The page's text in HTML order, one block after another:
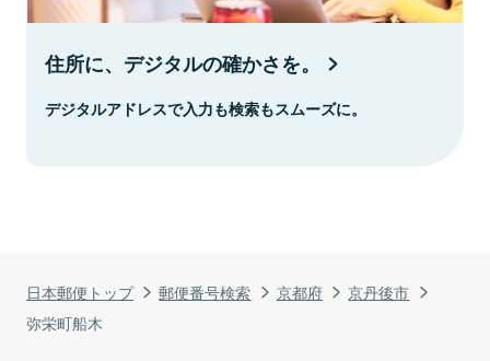
日本郵便トップ 郵便番号検索 京都府
京丹後市
弥栄町船木
住所に、デジタルの確かさを。
デジタルアドレスで入力も検索もスムーズに。